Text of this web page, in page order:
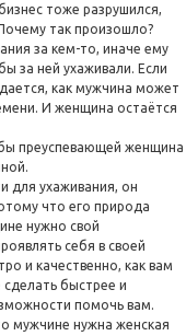
тоже разрушился,
так произошло?
за кем-то, иначе ему
за ней ухаживали. Если
как мужчина может
И женщина остаётся
преуспевающей женщина
для ухаживания, он
что его природа
нужно свой
себя в своей
и качественно, как вам
быстрее и
помочь вам.
мужчине нужна женская